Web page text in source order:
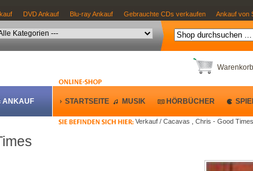
DVD Ankauf Blu-ray Ankauf Gebrauchte CDs verkaufen Ankauf von
Warenkorb
Verkauf / Cacavas , Chris - Good Times
ANKAUF STARTSEITE MUSIK HÖRBÜCHER